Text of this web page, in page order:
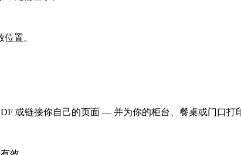
置。
或链接你自己的页面 — 并为你的柜台、餐桌或门口打